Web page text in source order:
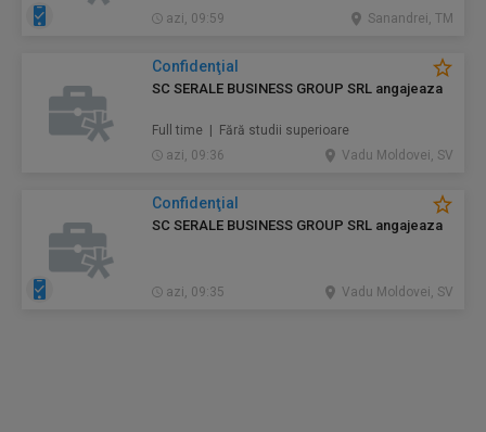
azi, 09:59 Sanandrei, TM
Confidenţial
SC SERALE BUSINESS GROUP SRL angajeaza
Full time | Fără studii superioare
azi, 09:36
Vadu Moldovei, SV
Confidenţial
SC SERALE BUSINESS GROUP SRL angajeaza
azi, 09:35 Vadu Moldovei, SV